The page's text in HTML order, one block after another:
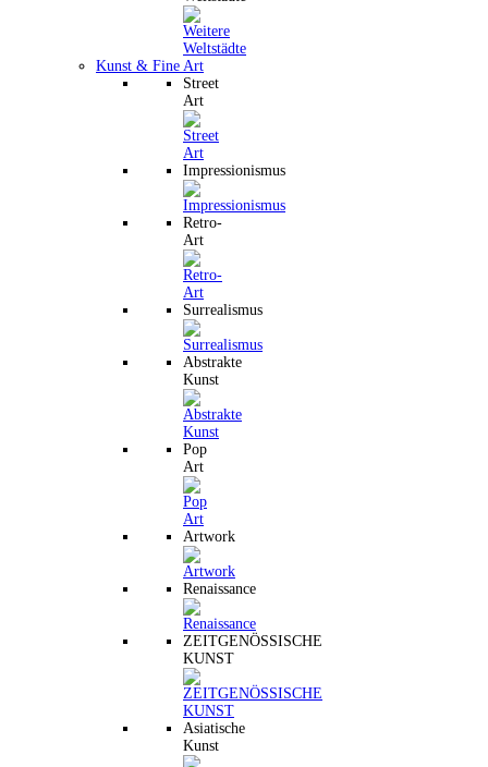
Kunst & Fine Art
Street
Art
Impressionismus
Retro-
Art
Surrealismus
Abstrakte
Kunst
Pop
Art
Artwork
Renaissance
ZEITGENÖSSISCHE
KUNST
Asiatische
Kunst